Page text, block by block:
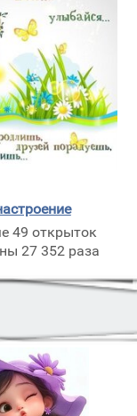
49 открыток
27 352 раза